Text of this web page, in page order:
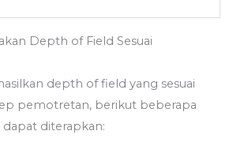
Depth of Field Sesuai
depth of field yang sesuai
pemotretan, berikut beberapa
dapat diterapkan: